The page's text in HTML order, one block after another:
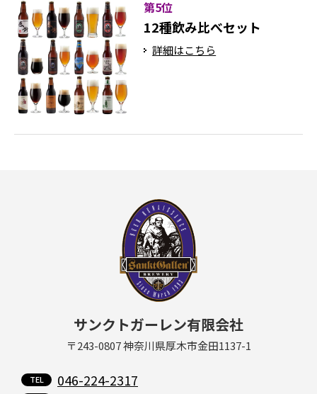
第5位
12種飲み比べセット
詳細はこちら
サンクトガーレン有限会社
〒243-0807 神奈川県厚木市金田1137-1
046-224-2317